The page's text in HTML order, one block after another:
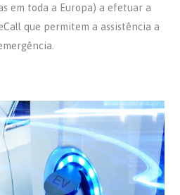
em toda a Europa) a efetuar a
que permitem a assistência a